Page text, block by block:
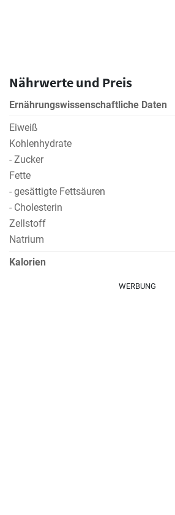
Nährwerte und Preis
Ernährungswissenschaftliche Daten
Eiweiß
Kohlenhydrate
- Zucker
Fette
- gesättigte Fettsäuren
- Cholesterin
Zellstoff
Natrium
Kalorien
WERBUNG